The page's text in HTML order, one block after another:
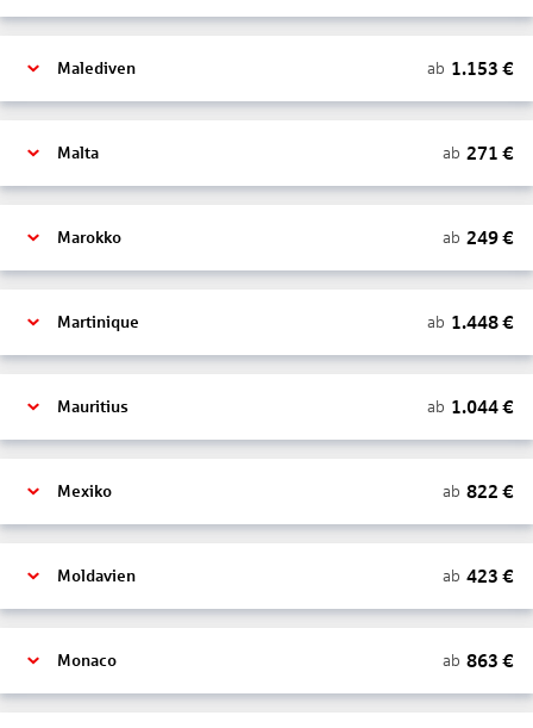
Malediven ab 1.153 €
Malta ab 271 €
Marokko ab 249€
Martinique ab 1.448€
Mauritius ab 1.044€
Mexiko ab 822 €
Moldavien ab 423 €
Monaco ab 863 €